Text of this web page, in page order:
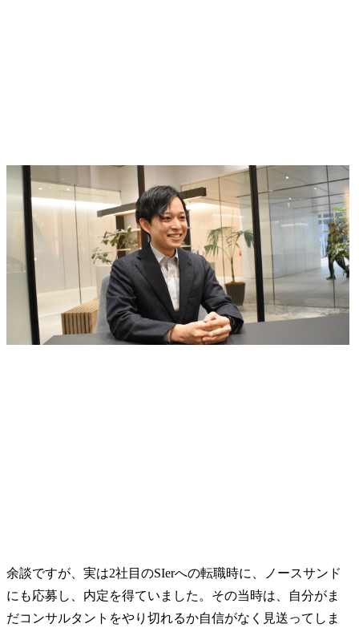
余談ですが、実は2社目のSIerへの転職時に、ノースサンド
にも応募し、内定を得ていました。その当時は、自分がま
だコンサルタントをやり切れるか自信がなく見送ってしま